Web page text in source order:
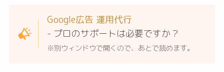
Google広告 運用代行
- プロのサポートは必要ですか？
※別ウィンドウで開くので、あとで読めます。